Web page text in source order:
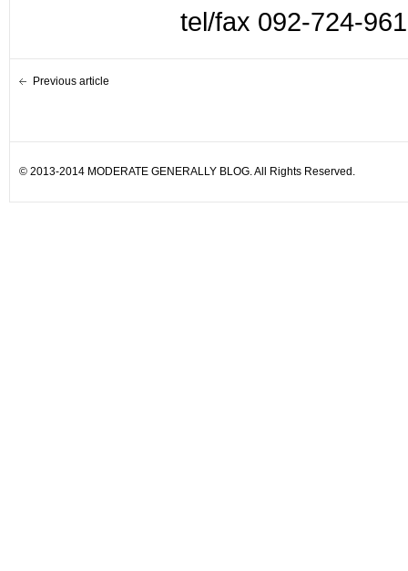
tel/fax 092-724-
Previous article
© 2013-2014 MODERATE GENERALLY BLOG. All Rights Reserved.